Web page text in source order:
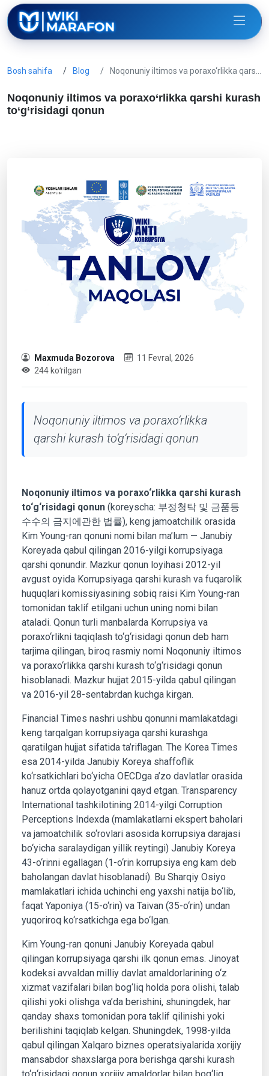
Bosh sahifa Blog Noqonuniy iltimos va poraxo‘rlikka qars…
Noqonuniy iltimos va poraxo‘rlikka qarshi kurash
to‘g‘risidagi qonun
Maxmuda Bozorova
11 Fevral, 2026
244 koʻrilgan
Noqonuniy iltimos va poraxo‘rlikka
qarshi kurash to‘g‘risidagi qonun
Noqonuniy iltimos va poraxo‘rlikka qarshi kurash
to‘g‘risidagi qonun (koreyscha: 부정청탁 및 금품등
수수의 금지에관한 법률), keng jamoatchilik orasida
Kim Young-ran qonuni nomi bilan ma’lum — Janubiy
Koreyada qabul qilingan 2016-yilgi korrupsiyaga
qarshi qonundir. Mazkur qonun loyihasi 2012-yil
avgust oyida Korrupsiyaga qarshi kurash va fuqarolik
huquqlari komissiyasining sobiq raisi Kim Young-ran
tomonidan taklif etilgani uchun uning nomi bilan
ataladi. Qonun turli manbalarda Korrupsiya va
poraxo‘rlikni taqiqlash to‘g‘risidagi qonun deb ham
tarjima qilingan, biroq rasmiy nomi Noqonuniy iltimos
va poraxo‘rlikka qarshi kurash to‘g‘risidagi qonun
hisoblanadi. Mazkur hujjat 2015-yilda qabul qilingan
va 2016-yil 28-sentabrdan kuchga kirgan.
Financial Times nashri ushbu qonunni mamlakatdagi
keng tarqalgan korrupsiyaga qarshi kurashga
qaratilgan hujjat sifatida ta’riflagan. The Korea Times
esa 2014-yilda Janubiy Koreya shaffoflik
ko‘rsatkichlari bo‘yicha OECDga a’zo davlatlar orasida
hanuz ortda qolayotganini qayd etgan. Transparency
International tashkilotining 2014-yilgi Corruption
Perceptions Indexda (mamlakatlarni ekspert baholari
va jamoatchilik so‘rovlari asosida korrupsiya darajasi
bo‘yicha saralaydigan yillik reytingi) Janubiy Koreya
43-o‘rinni egallagan (1-o‘rin korrupsiya eng kam deb
baholangan davlat hisoblanadi). Bu Sharqiy Osiyo
mamlakatlari ichida uchinchi eng yaxshi natija bo‘lib,
faqat Yaponiya (15-o‘rin) va Taivan (35-o‘rin) undan
yuqoriroq ko‘rsatkichga ega bo‘lgan.
Kim Young-ran qonuni Janubiy Koreyada qabul
qilingan korrupsiyaga qarshi ilk qonun emas. Jinoyat
kodeksi avvaldan milliy davlat amaldorlarining o‘z
xizmat vazifalari bilan bog‘liq holda pora olishi, talab
qilishi yoki olishga va’da berishini, shuningdek, har
qanday shaxs tomonidan pora taklif qilinishi yoki
berilishini taqiqlab kelgan. Shuningdek, 1998-yilda
qabul qilingan Xalqaro biznes operatsiyalarida xorijiy
mansabdor shaxslarga pora berishga qarshi kurash
to‘g‘risidagi qonun xorijiy amaldorlar bilan bog‘liq